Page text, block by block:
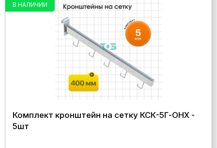
В НАЛИЧИИ
Комплект кронштейн на сетку КСК-5Г-ОНХ -
5шт